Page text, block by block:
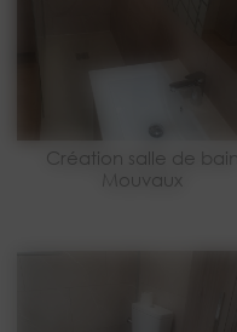
Création salle de bain
Mouvaux